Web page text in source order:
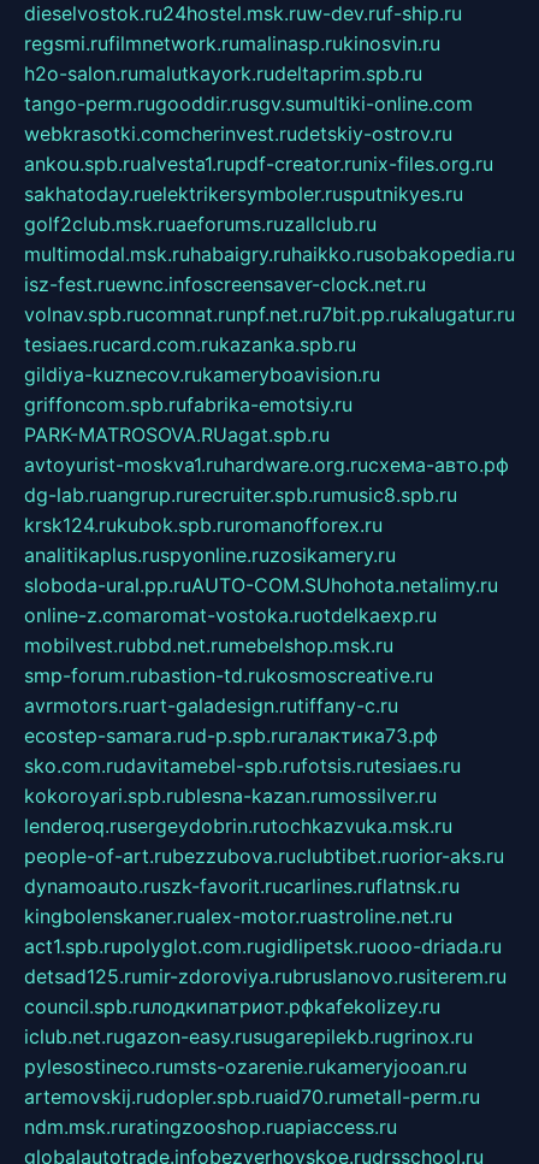
dieselvostok.ru24hostel.msk.ruw-dev.ruf-ship.ru
regsmi.rufilmnetwork.rumalinasp.rukinosvin.ru
h2o-salon.rumalutkayork.rudeltaprim.spb.ru
tango-perm.rugooddir.rusgv.sumultiki-online.com
webkrasotki.comcherinvest.rudetskiy-ostrov.ru
ankou.spb.rualvesta1.rupdf-creator.runix-files.org.ru
sakhatoday.ruelektrikersymboler.rusputnikyes.ru
golf2club.msk.ruaeforums.ruzallclub.ru
multimodal.msk.ruhabaigry.ruhaikko.rusobakopedia.ru
isz-fest.ruewnc.infoscreensaver-clock.net.ru
volnav.spb.rucomnat.runpf.net.ru7bit.pp.rukalugatur.ru
tesiaes.rucard.com.rukazanka.spb.ru
gildiya-kuznecov.rukameryboavision.ru
griffoncom.spb.rufabrika-emotsiy.ru
PARK-MATROSOVA.RUagat.spb.ru
avtoyurist-moskva1.ruhardware.org.ruсхема-авто.рф
dg-lab.ruangrup.rurecruiter.spb.rumusic8.spb.ru
krsk124.rukubok.spb.ruromanofforex.ru
analitikaplus.ruspyonline.ruzosikamery.ru
sloboda-ural.pp.ruAUTO-COM.SUhohota.netalimy.ru
online-z.comaromat-vostoka.ruotdelkaexp.ru
mobilvest.rubbd.net.rumebelshop.msk.ru
smp-forum.rubastion-td.rukosmoscreative.ru
avrmotors.ruart-galadesign.rutiffany-c.ru
ecostep-samara.rud-p.spb.ruгалактика73.рф
sko.com.rudavitamebel-spb.rufotsis.rutesiaes.ru
kokoroyari.spb.rublesna-kazan.rumossilver.ru
lenderoq.rusergeydobrin.rutochkazvuka.msk.ru
people-of-art.rubezzubova.ruclubtibet.ruorior-aks.ru
dynamoauto.ruszk-favorit.rucarlines.ruflatnsk.ru
kingbolenskaner.rualex-motor.ruastroline.net.ru
act1.spb.rupolyglot.com.rugidlipetsk.ruooo-driada.ru
detsad125.rumir-zdoroviya.rubruslanovo.rusiterem.ru
council.spb.ruлодкипатриот.рфkafekolizey.ru
iclub.net.rugazon-easy.rusugarepilekb.rugrinox.ru
pylesostineco.rumsts-ozarenie.rukameryjooan.ru
artemovskij.rudopler.spb.ruaid70.rumetall-perm.ru
ndm.msk.ruratingzooshop.ruapiaccess.ru
globalautotrade.infobezverhovskoe.rudrsschool.ru